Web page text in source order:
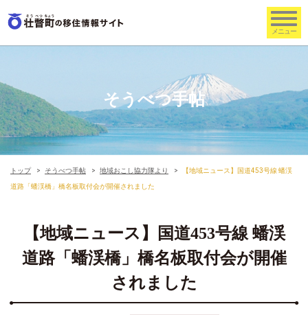
そうべつ手帖
トップ そうべつ手帖 地域おこし協力隊より 【地域ニュース】国道453号線 蟠渓
道路「蟠渓橋」橋名板取付会が開催されました
【地域ニュース】国道453号線 蟠渓
道路「蟠渓橋」橋名板取付会が開催
されました